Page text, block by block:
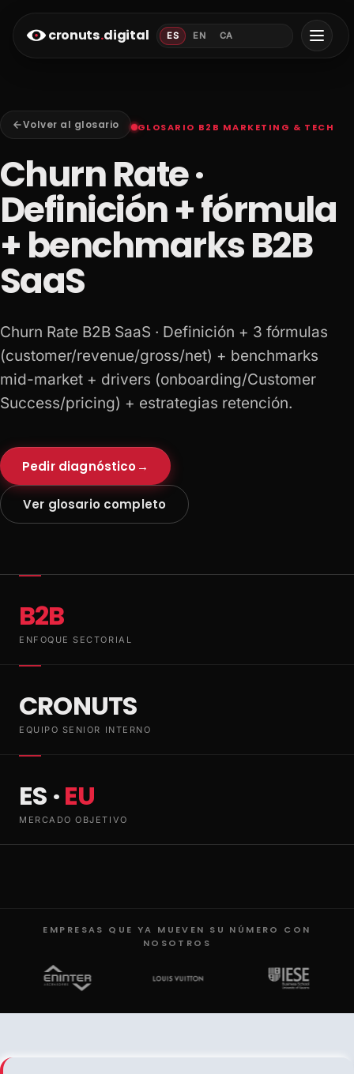
cronuts.digital ES EN CA
Volver al glosario GLOSARIO B2B MARKETING & TECH
Churn Rate ·
Definición + fórmula
+ benchmarks B2B
SaaS
Churn Rate B2B SaaS · Definición + 3 fórmulas
(customer/revenue/gross/net) + benchmarks
mid-market + drivers (onboarding/Customer
Success/pricing) + estrategias retención.
Pedir diagnóstico→
Ver glosario completo
B2B
ENFOQUE SECTORIAL
CRONUTS
EQUIPO SENIOR INTERNO
ES ·EU
MERCADO OBJETIVO
EMPRESAS QUE YA MUEVEN SU NÚMERO CON
NOSOTROS